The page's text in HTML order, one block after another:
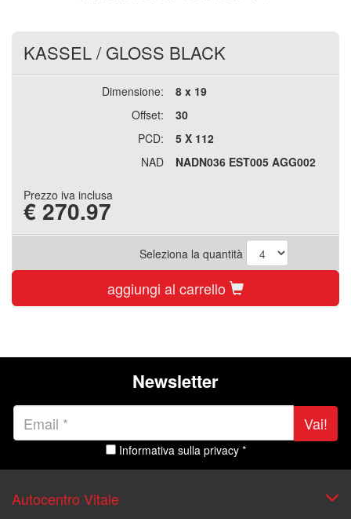
KASSEL/ GLOSS BLACK
Dimensione:
8 x 19
Offset:
30
PCD:
5 X 112
NAD
NADN036 EST005 AGG002
Prezzo iva inclusa
€ 270.97
Seleziona la quantità
aggiungi al carrello
Newsletter
Vai!
Informativa sulla privacy *
Autocentro Vitale